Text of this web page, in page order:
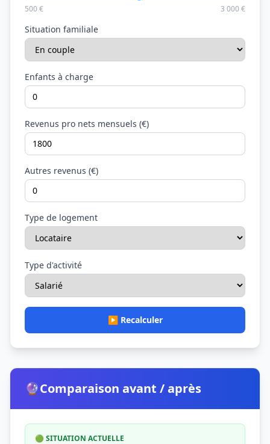
500 € 3 000 €
Situation familiale
Enfants à charge
Revenus pro nets mensuels (€)
Autres revenus (€)
Type de logement
Type d'activité
▶️ Recalculer
🔮Comparaison avant / après
🟢 SITUATION ACTUELLE